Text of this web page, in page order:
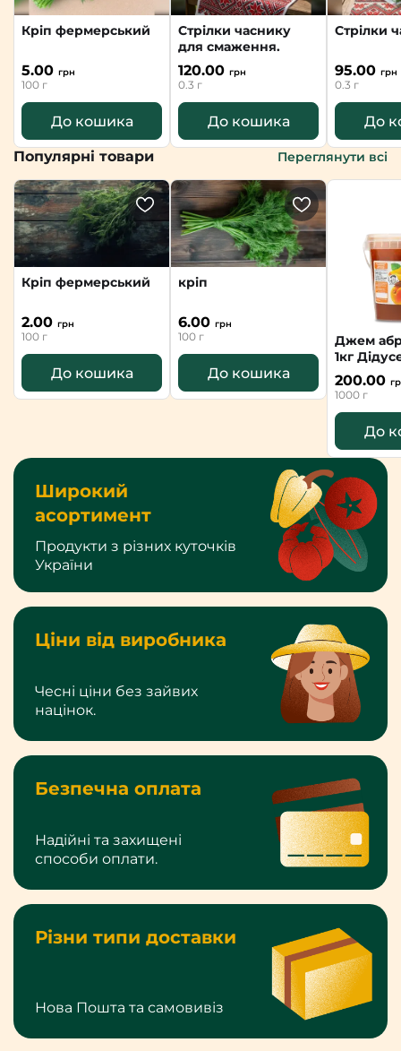
Кріп фермерський
5.00 грн
100 г
До кошика
Стрілки часнику
для смаження.
120.00 грн
0.3 г
До кошика
Стрілки
95.00 грн
0.3 г
До
Популярні товари Переглянути всі
Кріп фермерський
2.00 грн
100 г
До кошика
кріп
6.00 грн
100 г
До кошика
Джем абрикосовий
1кг
200.00
1000 г
До
Широкий
асортимент
Продукти з різних куточків
України
Ціни від виробника
Чесні ціни без зайвих
націнок.
Безпечна оплата
Надійні та захищені
способи оплати.
Різни типи доставки
Нова Пошта та самовивіз